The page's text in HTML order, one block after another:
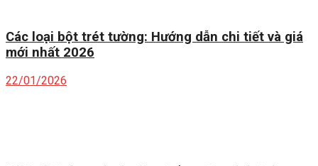
Các loại bột trét tường: Hướng dẫn chi tiết và giá
mới nhất 2026
22/01/2026